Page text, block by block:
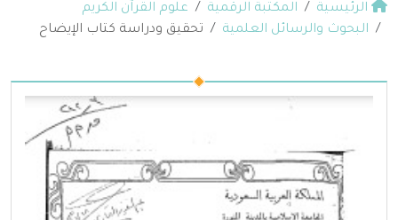
الرئيسية المكتبة الرقمية
علوم القرآن الكريم
البحوث والرسائل العلمية
تحقيق ودراسة كتاب الإيضاح